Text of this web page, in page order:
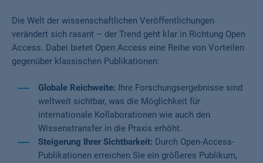
Die Welt der wissenschaftlichen Veröffentlichungen
verändert sich rasant – der Trend geht klar in Richtung Open
Access. Dabei bietet Open Access eine Reihe von Vorteilen
gegenüber klassischen Publikationen:
Globale Reichweite: Ihre Forschungsergebnisse sind
weltweit sichtbar, was die Möglichkeit für
internationale Kollaborationen wie auch den
Wissenstransfer in die Praxis erhöht.
Steigerung Ihrer Sichtbarkeit: Durch Open-Access-
Publikationen erreichen Sie ein größeres Publikum,